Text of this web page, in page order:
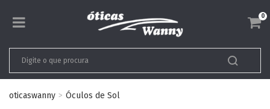
0
oticaswanny Óculos de Sol